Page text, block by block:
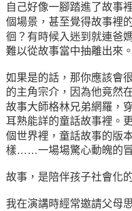
自己好像一腳踏進了故事
個場景，甚至覺得故事裡
徊？有時候入迷到就連爸
難以從故事當中抽離出來。
如果是的話，那你應該會
的主角宗介，因為他竟然
故事大師格林兄弟網羅，
耳熟能詳的童話故事裡。
個世界裡，童話故事的版
樣……一場場驚心動魄的冒
故事，是陪伴孩子社會化
我在演講時經常邀請父母